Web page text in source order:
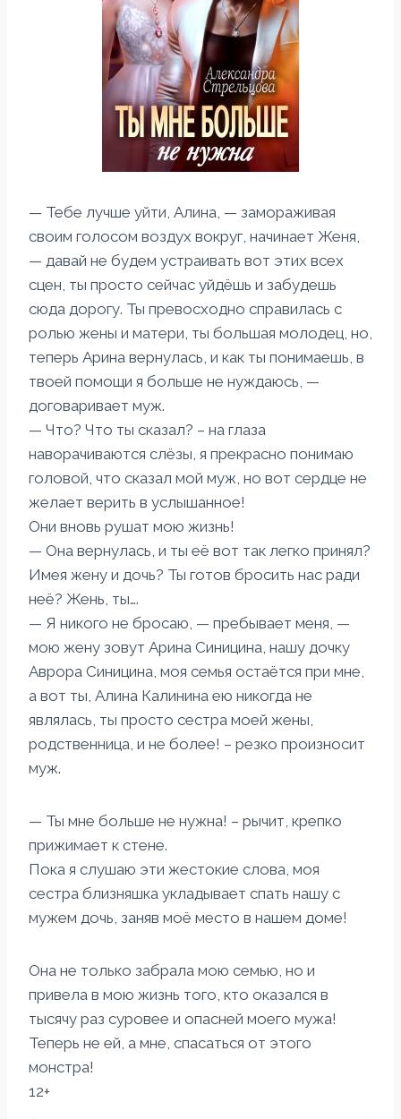
— Тебе лучше уйти, Алина, — замораживая
своим голосом воздух вокруг, начинает Женя,
— давай не будем устраивать вот этих всех
сцен, ты просто сейчас уйдёшь и забудешь
сюда дорогу. Ты превосходно справилась с
ролью жены и матери, ты большая молодец, но,
теперь Арина вернулась, и как ты понимаешь, в
твоей помощи я больше не нуждаюсь, —
договаривает муж.
— Что? Что ты сказал? – на глаза
наворачиваются слёзы, я прекрасно понимаю
головой, что сказал мой муж, но вот сердце не
желает верить в услышанное!
Они вновь рушат мою жизнь!
— Она вернулась, и ты её вот так легко принял?
Имея жену и дочь? Ты готов бросить нас ради
неё? Жень, ты….
— Я никого не бросаю, — пребывает меня, —
мою жену зовут Арина Синицина, нашу дочку
Аврора Синицина, моя семья остаётся при мне,
а вот ты, Алина Калинина ею никогда не
являлась, ты просто сестра моей жены,
родственница, и не более! – резко произносит
муж.
— Ты мне больше не нужна! – рычит, крепко
прижимает к стене.
Пока я слушаю эти жестокие слова, моя
сестра близняшка укладывает спать нашу с
мужем дочь, заняв моё место в нашем доме!
Она не только забрала мою семью, но и
привела в мою жизнь того, кто оказался в
тысячу раз суровее и опасней моего мужа!
Теперь не ей, а мне, спасаться от этого
монстра!
12+